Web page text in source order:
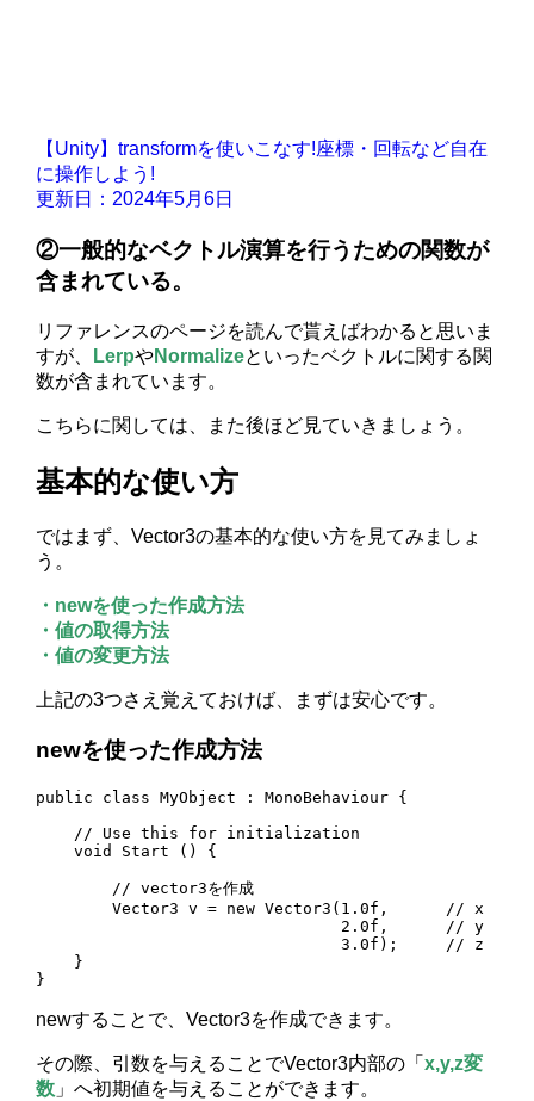
【Unity】transformを使いこなす!座標・回転など自在
に操作しよう!
更新日：2024年5月6日
②一般的なベクトル演算を行うための関数が
含まれている。
リファレンスのページを読んで貰えばわかると思いま
すが、
LerpやNormalizeといったベクトルに関する関
数が含まれています。
こちらに関しては、また後ほど見ていきましょう。
基本的な使い方
ではまず、Vector3の基本的な使い方を見てみましょ
う。
・newを使った作成方法
・値の取得方法
・値の変更方法
上記の3つさえ覚えておけば、まずは安心です。
newを使った作成方法
public class MyObject : MonoBehaviour {
    // Use this for initialization
    void Start () {
        // vector3を作成
        Vector3 v = new Vector3(1.0f,      // x
                                2.0f,      // y
                                3.0f);     // z
    }
}
newすることで、Vector3を作成できます。
その際、引数を与えることでVector3内部の「x,y,z変
数 」へ初期値を与えることができます。